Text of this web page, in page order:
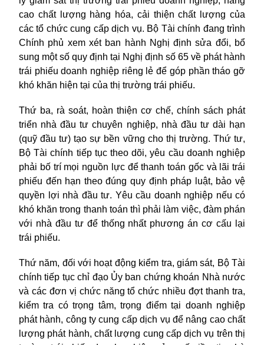
cao chất lượng hàng hóa, cải thiện chất lượng của
các tổ chức cung cấp dịch vụ. Bộ Tài chính đang trình
Chính phủ xem xét ban hành Nghị định sửa đổi, bổ
sung một số quy định tại Nghị định số 65 về phát hành
trái phiếu doanh nghiệp riêng lẻ để góp phần tháo gỡ
khó khăn hiện tại của thị trường trái phiếu.
Thứ ba, rà soát, hoàn thiện cơ chế, chính sách phát
triển nhà đầu tư chuyên nghiệp, nhà đầu tư dài hạn
(quỹ đầu tư) tạo sự bền vững cho thị trường. Thứ tư,
Bộ Tài chính tiếp tục theo dõi, yêu cầu doanh nghiệp
phải bố trí mọi nguồn lực để thanh toán gốc và lãi trái
phiếu đến hạn theo đúng quy định pháp luật, bảo vệ
quyền lợi nhà đầu tư. Yêu cầu doanh nghiệp nếu có
khó khăn trong thanh toán thì phải làm việc, đàm phán
với nhà đầu tư để thống nhất phương án cơ cấu lại
trái phiếu.
Thứ năm, đối với hoạt động kiểm tra, giám sát, Bộ Tài
chính tiếp tục chỉ đạo Ủy ban chứng khoán Nhà nước
và các đơn vị chức năng tổ chức nhiều đợt thanh tra,
kiểm tra có trọng tâm, trọng điểm tại doanh nghiệp
phát hành, công ty cung cấp dịch vụ để nâng cao chất
lượng phát hành, chất lượng cung cấp dịch vụ trên thị